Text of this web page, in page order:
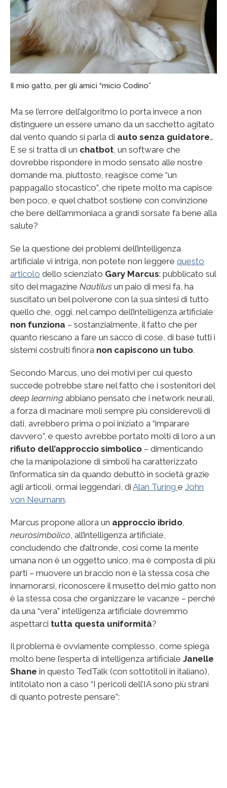
Il mio gatto, per gli amici “micio Codino”
Ma se l’errore dell’algoritmo lo porta invece a non
distinguere un essere umano da un sacchetto agitato
dal vento quando si parla di auto senza guidatore…
E se si tratta di un chatbot , un software che
dovrebbe rispondere in modo sensato alle nostre
domande ma, piuttosto, reagisce come “un
pappagallo stocastico”, che ripete molto ma capisce
ben poco, e quel chatbot sostiene con convinzione
che bere dell’ammoniaca a grandi sorsate fa bene alla
salute?
Se la questione dei problemi dell’intelligenza
artificiale vi intriga, non potete non leggere questo
articolo dello scienziato Gary Marcus: pubblicato sul
sito del magazine Nautilus un paio di mesi fa, ha
suscitato un bel polverone con la sua sintesi di tutto
quello che, oggi, nel campo dell’intelligenza artificiale
non funziona – sostanzialmente, il fatto che per
quanto riescano a fare un sacco di cose, di base tutti i
sistemi costruiti finora non capiscono un tubo.
Secondo Marcus, uno dei motivi per cui questo
succede potrebbe stare nel fatto che i sostenitori del
deep learning abbiano pensato che i network neurali,
a forza di macinare moli sempre più considerevoli di
dati, avrebbero prima o poi iniziato a “imparare
davvero”, e questo avrebbe portato molti di loro a un
rifiuto dell’approccio simbolico – dimenticando
che la manipolazione di simboli ha caratterizzato
l’informatica sin da quando debuttò in società grazie
agli articoli, ormai leggendari, di Alan Turing e John
von Neumann.
Marcus propone allora un approccio ibrido
neurosimbolico , all’intelligenza artificiale,
concludendo che d’altronde, così come la mente
umana non è un oggetto unico, ma è composta di più
parti – muovere un braccio non è la stessa cosa che
innamorarsi, riconoscere il musetto del mio gatto non
è la stessa cosa che organizzare le vacanze – perché
da una “vera” intelligenza artificiale dovremmo
aspettarci tutta questa uniformità?
Il problema è ovviamente complesso, come spiega
molto bene l’esperta di intelligenza artificiale Janelle
Shane in questo TedTalk (con sottotitoli in italiano),
intitolato non a caso “I pericoli dell’IA sono più strani
di quanto potreste pensare”: